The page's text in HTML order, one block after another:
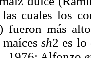
cuales los
fueron más
maícessh2 es lo